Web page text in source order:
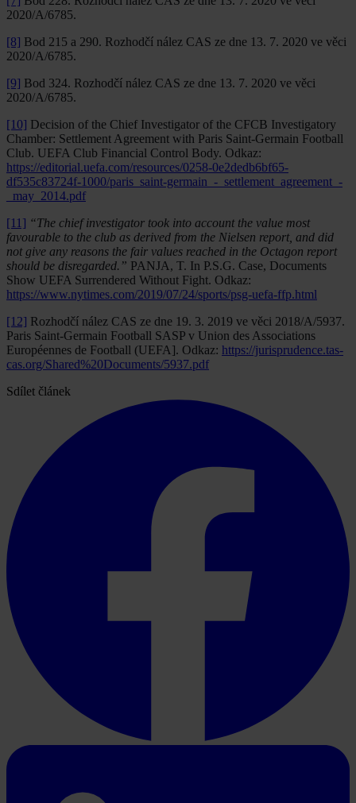
2020/A/6785.
[8] Bod 215 a 290. Rozhodčí nález CAS ze dne 13. 7. 2020 ve věci
2020/A/6785.
[9] Bod 324. Rozhodčí nález CAS ze dne 13. 7. 2020 ve věci
2020/A/6785.
[10] Decision of the Chief Investigator of the CFCB Investigatory
Chamber: Settlement Agreement with Paris Saint-Germain Football
Club. UEFA Club Financial Control Body. Odkaz:
https://editorial.uefa.com/resources/0258-0e2dedb6bf65-
df535c83724f-1000/paris_saint-germain_-_settlement_agreement_-
_may_2014.pdf
[11] “The chief investigator took into account the value most
favourable to the club as derived from the Nielsen report, and did
not give any reasons the fair values reached in the Octagon report
should be disregarded.” PANJA, T. In P.S.G. Case, Documents
Show UEFA Surrendered Without Fight. Odkaz:
https://www.nytimes.com/2019/07/24/sports/psg-uefa-ffp.html
[12] Rozhodčí nález CAS ze dne 19. 3. 2019 ve věci 2018/A/5937.
Paris Saint-Germain Football SASP v Union des Associations
Européennes de Football (UEFA]. Odkaz: https://jurisprudence.tas-
cas.org/Shared%20Documents/5937.pdf
Sdílet článek